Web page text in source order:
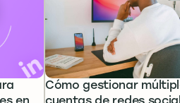
Cómo gestionar